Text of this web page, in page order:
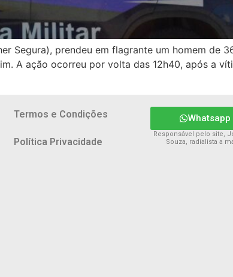
Segura), prendeu em flagrante um homem de
A ação ocorreu por volta das 12h40, após a
Termos e Condições
Política Privacidade
Whatsapp
Responsável pelo site,
Souza, radialista a